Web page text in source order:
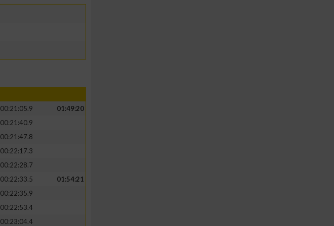
00:21:05.9
01:49:20
00:21:40.9
00:21:47.8
00:22:17.3
00:22:28.7
00:22:33.5
01:54:21
00:22:35.9
00:22:53.4
00:23:04.4